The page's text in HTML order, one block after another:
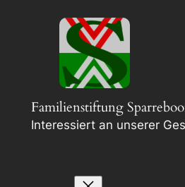
Familienstiftung
Interessiert an unserer